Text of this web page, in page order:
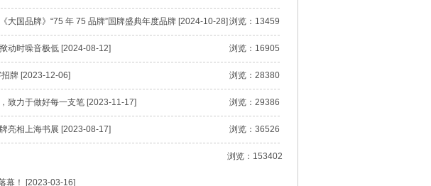
浏览：13459
大国品牌》“75 年 75 品牌”国牌盛典年度品牌 [2024-10-28]
浏览：16905
动时噪音极低 [2024-08-12]
浏览：28380
牌 [2023-12-06]
浏览：29386
致力于做好每一支笔 [2023-11-17]
浏览：36526
亮相上海书展 [2023-08-17]
浏览：153402
幕！ [2023-03-16]